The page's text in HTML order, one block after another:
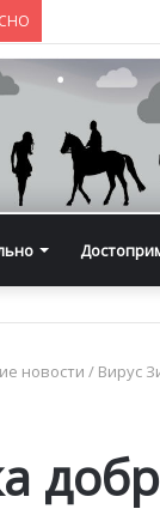
новости / Вирус